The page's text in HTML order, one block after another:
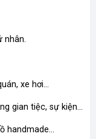
nhân.
xe hơi...
gian tiệc, sự kiện...
handmade...